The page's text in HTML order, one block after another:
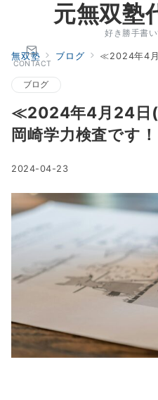
元無双塾
好き勝手書い
CONTACT
無双塾 ブログ ≪2024年4月24
ブログ
≪2024年4月24日(
岡崎学力検査です！
2024-04-23